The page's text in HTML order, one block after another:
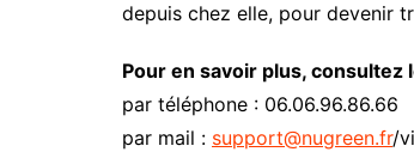
depuis chez elle, pour devenir
Pour en savoir plus, consultez
par téléphone : 06.06.96.86.66
par mail : support@nugreen.fr/